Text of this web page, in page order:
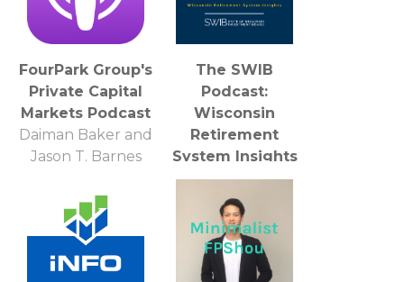
FourPark Group's
Private Capital
Markets Podcast
Daiman Baker and
Jason T. Barnes
The SWIB
Podcast:
Wisconsin
Retirement
System Insights
SWIB Staff